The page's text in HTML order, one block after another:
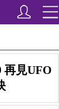
再見UFO